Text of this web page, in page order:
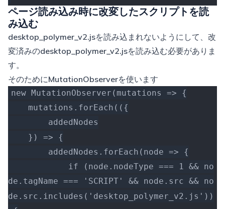
ページ読み込み時に改変したスクリプトを読
み込む
desktop_polymer_v2.jsを読み込まれないようにして、改
変済みのdesktop_polymer_v2.jsを読み込む必要がありま
す。
そのためにMutationObserverを使います
new MutationObserver(mutations => {
mutations.forEach(({
addedNodes
}) => {
addedNodes.forEach(node => {
if (node.nodeType === 1 && no
de.tagName === 'SCRIPT' && node.src && no
de.src.includes('desktop_polymer_v2.js'))